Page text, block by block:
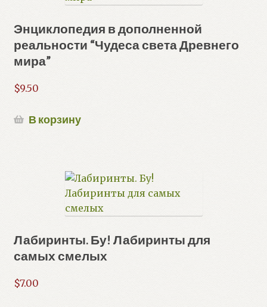
Энциклопедия в дополненной
реальности “Чудеса света Древнего
мира”
$9.50
В корзину
Лабиринты. Бу! Лабиринты для
самых смелых
$7.00